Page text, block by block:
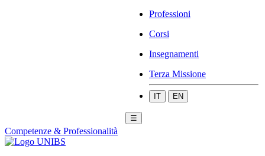
Professioni
Corsi
Insegnamenti
Terza Missione
IT EN
☰
Competenze & Professionalità